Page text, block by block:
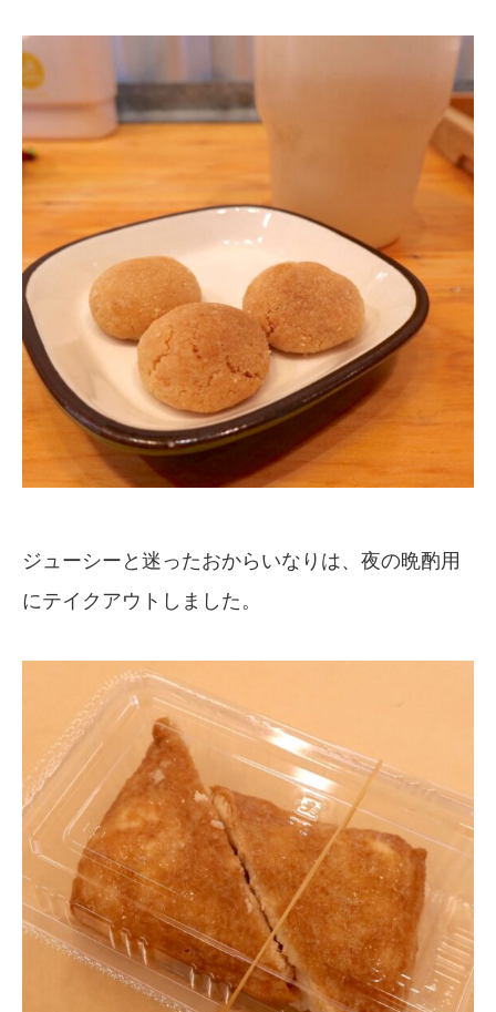
ジューシーと迷ったおからいなりは、夜の晩酌用
にテイクアウトしました。